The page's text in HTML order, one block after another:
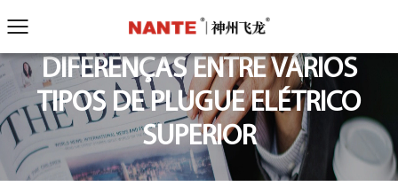
DIFERENÇAS ENTRE VÁRIOS
TIPOS DE PLUGUE ELÉTRICO
SUPERIOR